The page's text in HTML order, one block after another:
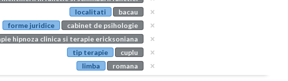
Buzau
Calarasi
Caras-Severin
Cluj
localitati
bacau
forme juridice
cabinet de psihologie
hipnoza clinica si terapie ericksoniana
tip terapie
cuplu
limba
romana